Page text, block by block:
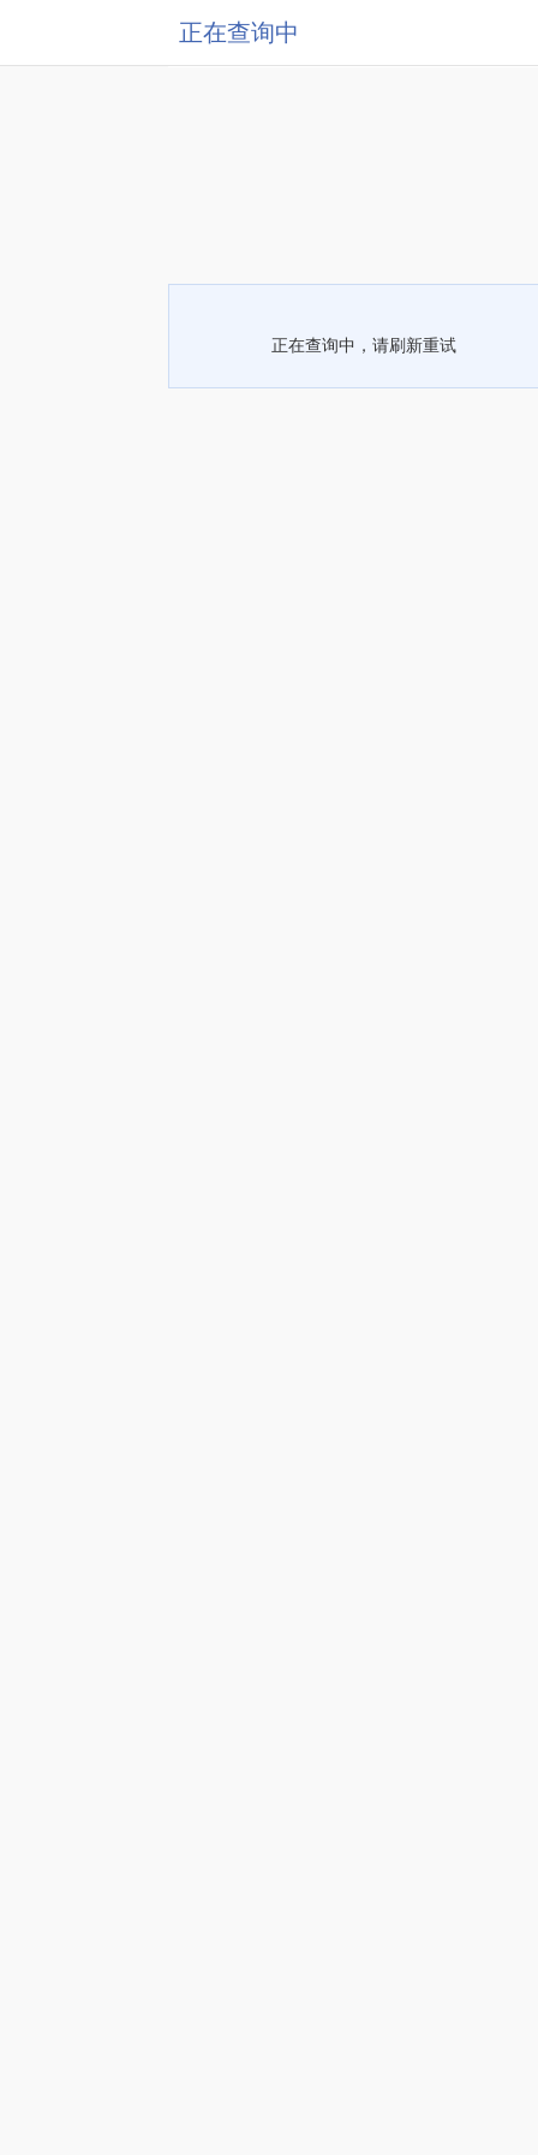
正在查询中
正在查询中，请刷新重试